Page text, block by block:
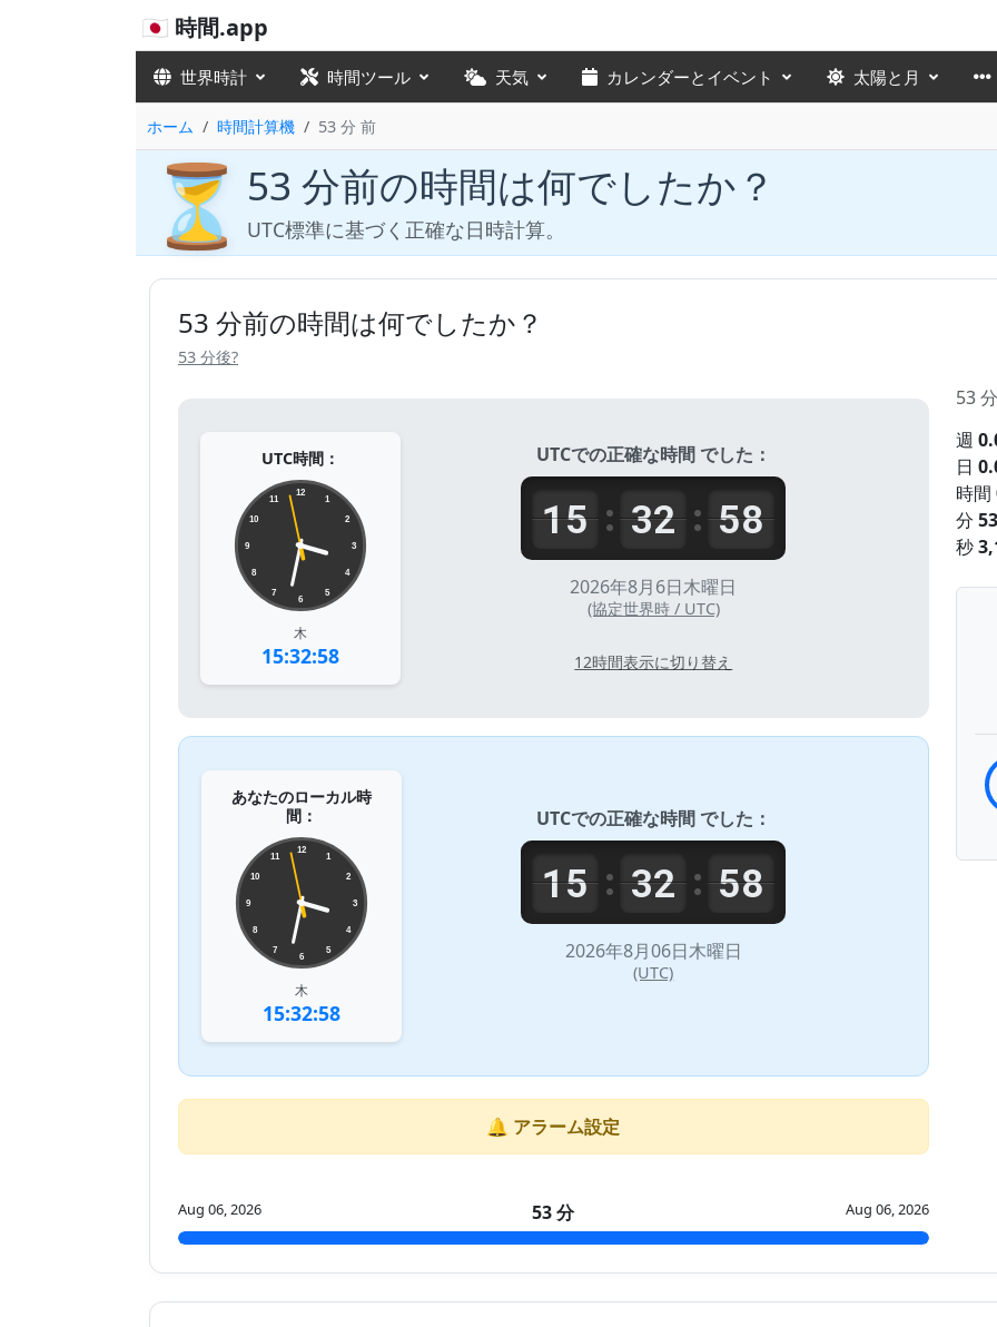
🇯🇵 時間.app
世界時計 時間ツール 天気 カレンダーとイベント 太陽と月
ホーム 時間計算機 53 分 前
⏳ 53 分前の時間は何でしたか？
UTC標準に基づく正確な日時計算。
53 分前の時間は何でしたか？
53 分後?
UTC時間：
12
1
2
3
4
5
6
7
8
9
10
11
木
15:32:58
UTCでの正確な時間 でした：
15 : 32 : 58
2026年8月6日木曜日
(協定世界時 / UTC)
12時間表示に切り替え
あなたのローカル時
間：
12
1
2
3
4
5
6
7
8
9
10
11
木
15:32:58
UTCでの正確な時間 でした：
15 : 32 : 58
2026年8月06日木曜日
(UTC)
🔔 アラーム設定
Aug 06, 2026 53 分 Aug 06, 2026
53
週
日
時間
分 53
秒